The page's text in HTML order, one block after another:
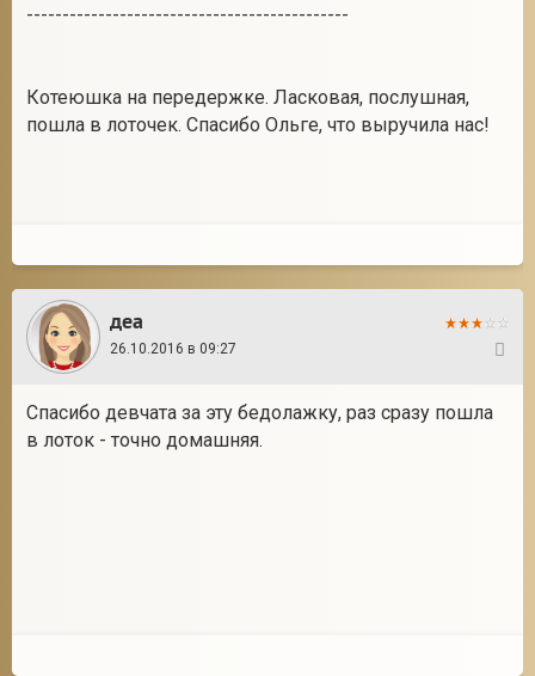
---------------------------------------------
Котеюшка на передержке. Ласковая, послушная,
пошла в лоточек. Спасибо Ольге, что выручила нас!
деа
26.10.2016 в 09:27
Спасибо девчата за эту бедолажку, раз сразу пошла
в лоток - точно домашняя.